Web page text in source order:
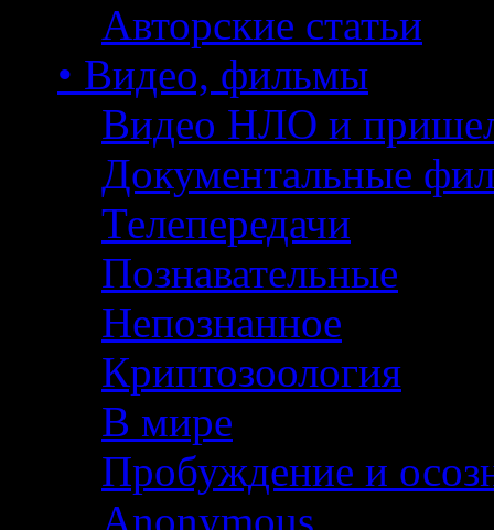
Авторские статьи
• Видео, фильмы
Видео НЛО и
Документальные
Телепередачи
Познавательные
Непознанное
Криптозоология
В мире
Пробуждение и